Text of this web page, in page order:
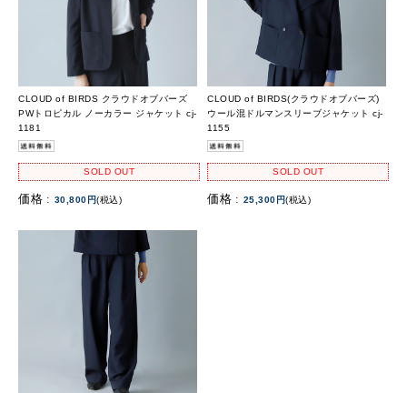
CLOUD of BIRDS クラウドオブバーズ
PWトロピカル ノーカラー ジャケット cj-
1181
SOLD OUT
価格 : 30,800円(税込)
CLOUD of BIRDS(クラウドオブバーズ)
ウール混ドルマンスリーブジャケット cj-
1155
SOLD OUT
価格 : 25,300円(税込)